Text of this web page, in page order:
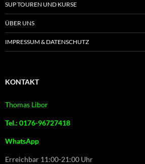
SUP TOUREN UND KURSE
ÜBER UNS
IMPRESSUM & DATENSCHUTZ
KONTAKT
Thomas Libor
Tel.: 0176-96727418
WhatsApp
Erreichbar 11:00-21:00 Uhr